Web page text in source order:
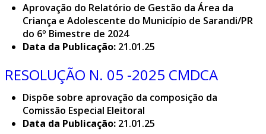
Aprovação do Relatório de Gestão da Área da
Criança e Adolescente do Município de Sarandi/PR
do 6º Bimestre de 2024
Data da Publicação: 21.01.25
RESOLUÇÃO N. 05 -2025 CMDCA
Dispõe sobre aprovação da composição da
Comissão Especial Eleitoral
Data da Publicação: 21.01.25